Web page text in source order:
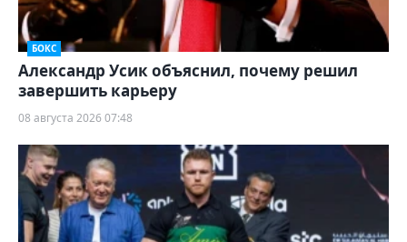
БОКС
Александр Усик объяснил, почему решил
завершить карьеру
08 августа 2026 07:48